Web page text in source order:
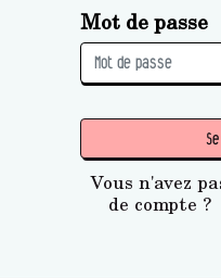
Mot de passe
Vous n'avez
de compte ?